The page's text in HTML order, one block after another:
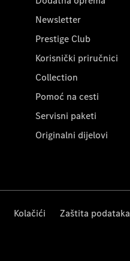
Newsletter
Prestige Club
Korisnički priručnici
Collection
Pomoć na cesti
Servisni paketi
Originalni dijelovi
Kolačići Zaštita podataka